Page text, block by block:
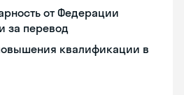
от Федерации
за перевод
квалификации в